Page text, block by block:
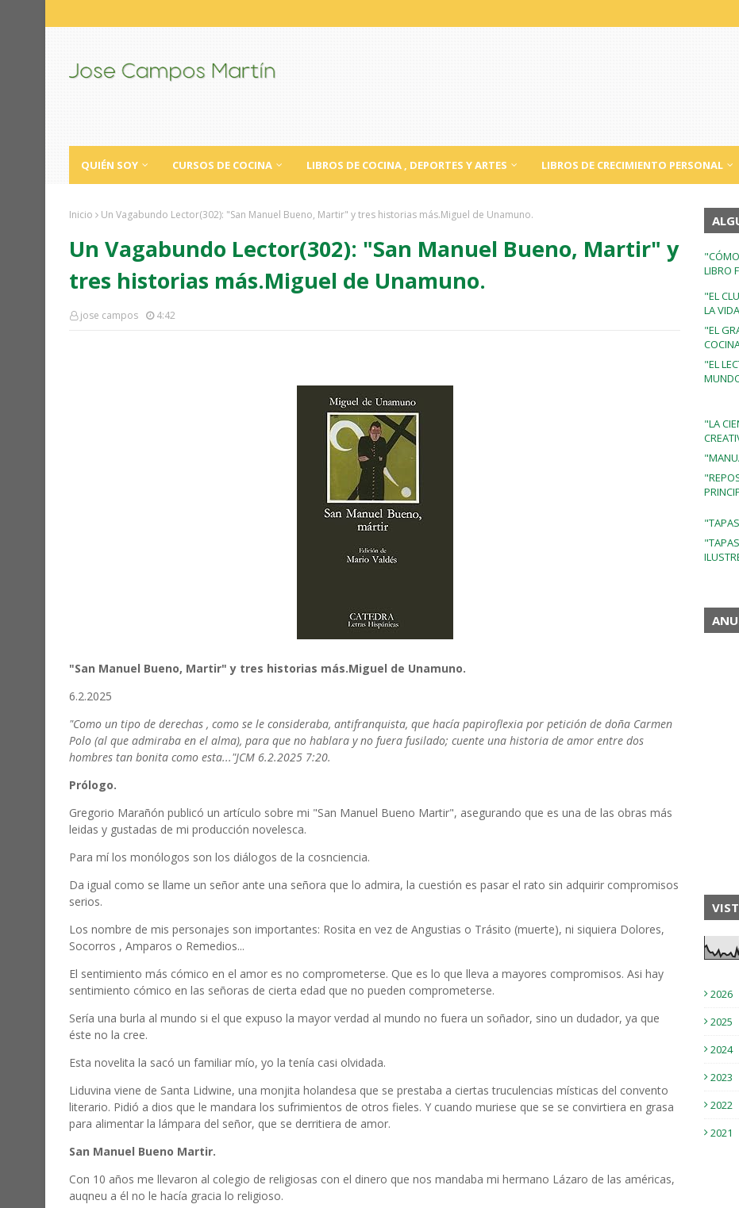
QUIÉN SOY CURSOS DE COCINA LIBROS DE COCINA , DEPORTES Y ARTES LIBROS DE CRECIMIENTO PERSONAL
Inicio Un Vagabundo Lector(302): "San Manuel Bueno, Martir" y tres historias más.Miguel de Unamuno.
Un Vagabundo Lector(302): "San Manuel Bueno, Martir" y
tres historias más.Miguel de Unamuno.
jose campos 4:42
"San Manuel Bueno, Martir" y tres historias más.Miguel de Unamuno.
6.2.2025
"Como un tipo de derechas , como se le consideraba, antifranquista, que hacía papiroflexia por petición de doña Carmen
Polo (al que admiraba en el alma), para que no hablara y no fuera fusilado; cuente una historia de amor entre dos
hombres tan bonita como esta..."JCM 6.2.2025 7:20.
Prólogo.
Gregorio Marañón publicó un artículo sobre mi "San Manuel Bueno Martir", asegurando que es una de las obras más
leidas y gustadas de mi producción novelesca.
Para mí los monólogos son los diálogos de la cosnciencia.
Da igual como se llame un señor ante una señora que lo admira, la cuestión es pasar el rato sin adquirir compromisos
serios.
Los nombre de mis personajes son importantes: Rosita en vez de Angustias o Trásito (muerte), ni siquiera Dolores,
Socorros , Amparos o Remedios...
El sentimiento más cómico en el amor es no comprometerse. Que es lo que lleva a mayores compromisos. Asi hay
sentimiento cómico en las señoras de cierta edad que no pueden comprometerse.
Sería una burla al mundo si el que expuso la mayor verdad al mundo no fuera un soñador, sino un dudador, ya que
éste no la cree.
Esta novelita la sacó un familiar mío, yo la tenía casi olvidada.
Liduvina viene de Santa Lidwine, una monjita holandesa que se prestaba a ciertas truculencias místicas del convento
literario. Pidió a dios que le mandara los sufrimientos de otros fieles. Y cuando muriese que se se convirtiera en grasa
para alimentar la lámpara del señor, que se derritiera de amor.
San Manuel Bueno Martir.
Con 10 años me llevaron al colegio de religiosas con el dinero que nos mandaba mi hermano Lázaro de las américas,
auqneu a él no le hacía gracia lo religioso.
LIBRO
"EL
LA
"EL
"EL
"LA
2026
2025
2024
2023
2022
2021